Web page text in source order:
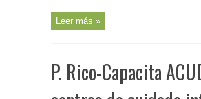
Leer más »
P. Rico-Capacita